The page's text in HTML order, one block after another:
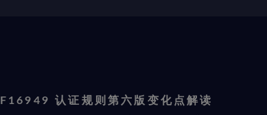
认证规则第六版变化点解读